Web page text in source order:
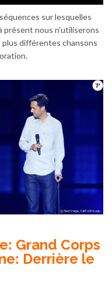
sur lesquelles
présent nous n’utiliserons
plus différentes chansons
Grand Corps
Derrière le